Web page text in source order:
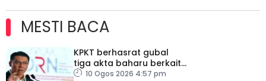
MESTI BACA
KPKT berhasrat gubal
tiga akta baharu berkait
perumahan
10 Ogos 2026 4:57 pm